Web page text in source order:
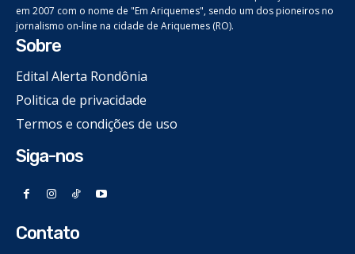
em 2007 com o nome de "Em Ariquemes", sendo um dos pioneiros no
jornalismo on-line na cidade de Ariquemes (RO).
Sobre
Edital Alerta Rondônia
Politica de privacidade
Termos e condições de uso
Siga-nos
Contato